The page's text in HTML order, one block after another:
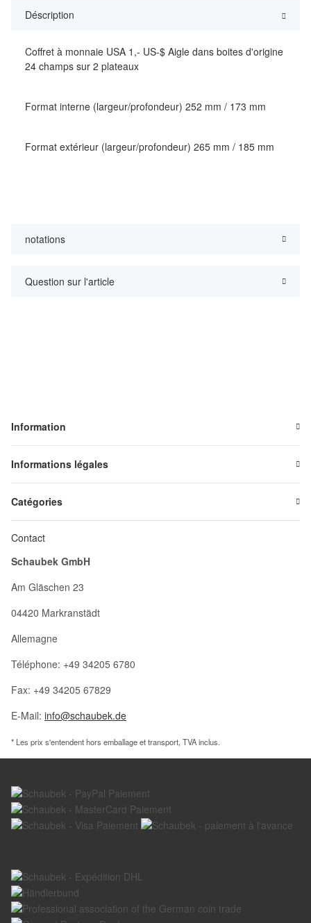
Déscription
Coffret à monnaie USA 1,- US-$ Aigle dans boites d'origine
24 champs sur 2 plateaux
Format interne (largeur/profondeur) 252 mm / 173 mm
Format extérieur (largeur/profondeur) 265 mm / 185 mm
notations
Question sur l'article
Information
Informations légales
Catégories
Contact
Schaubek GmbH
Am Gläschen 23
04420 Markranstädt
Allemagne
Téléphone: +49 34205 6780
Fax: +49 34205 67829
E-Mail: info@schaubek.de
* Les prix s'entendent hors emballage et transport, TVA inclus.